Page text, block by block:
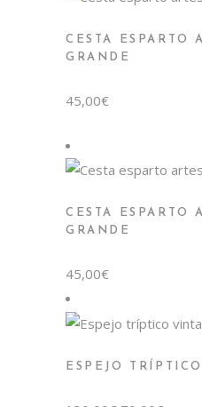
CESTA ESPARTO
GRANDE
45,00€
CESTA ESPARTO
GRANDE
45,00€
ESPEJO
El El